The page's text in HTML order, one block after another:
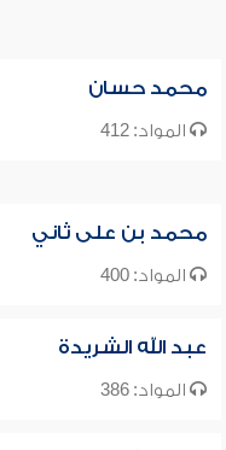
محمد حسان
المواد: 412
محمد بن على ثاني
المواد: 400
عبد الله الشريدة
المواد: 386